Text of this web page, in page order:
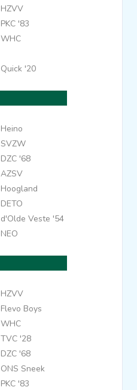
HZVV
PKC '83
WHC
Quick '20
Heino
SVZW
DZC '68
AZSV
Hoogland
DETO
d'Olde Veste '54
NEO
HZVV
Flevo Boys
WHC
TVC '28
DZC '68
ONS Sneek
PKC '83